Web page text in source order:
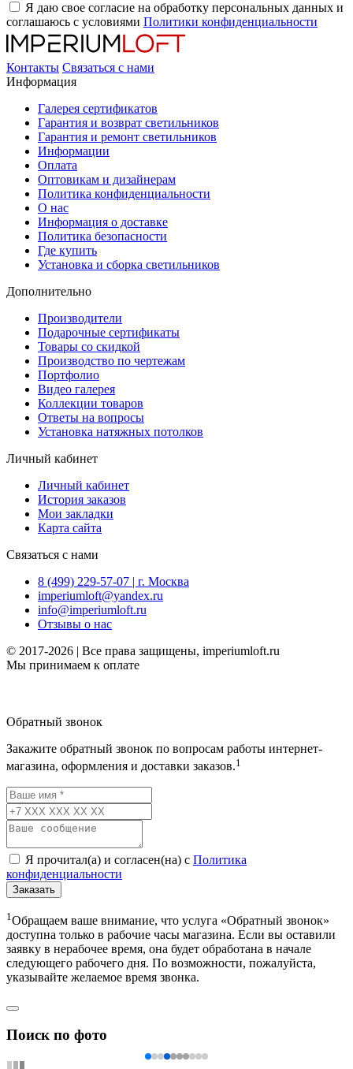
Я даю свое согласие на обработку персональных данных и
соглашаюсь с условиями Политики конфиденциальности
Контакты Связаться с нами
Информация
Галерея сертификатов
Гарантия и возврат светильников
Гарантия и ремонт светильников
Информации
Оплата
Оптовикам и дизайнерам
Политика конфиденциальности
О нас
Информация о доставке
Политика безопасности
Где купить
Установка и сборка светильников
Дополнительно
Производители
Подарочные сертификаты
Товары со скидкой
Производство по чертежам
Портфолио
Видео галерея
Коллекции товаров
Ответы на вопросы
Установка натяжных потолков
Личный кабинет
Личный кабинет
История заказов
Мои закладки
Карта сайта
Связаться с нами
8 (499) 229-57-07 | г. Москва
imperiumloft@yandex.ru
info@imperiumloft.ru
Отзывы о нас
© 2017-2026 | Все права защищены, imperiumloft.ru
Мы принимаем к оплате
Обратный звонок
Закажите обратный звонок по вопросам работы интернет-
магазина, оформления и доставки заказов.1
Я прочитал(а) и согласен(на) с Политика
конфиденциальности
Заказать
1 Обращаем ваше внимание, что услуга «Обратный звонок»
доступна только в рабочие часы магазина. Если вы оставили
заявку в нерабочее время, она будет обработана в начале
следующего рабочего дня. По возможности, пожалуйста,
указывайте желаемое время звонка.
Поиск по фото